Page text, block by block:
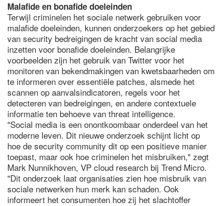
Malafide en bonafide doeleinden
Terwijl criminelen het sociale netwerk gebruiken voor
malafide doeleinden, kunnen onderzoekers op het gebied
van security bedreigingen de kracht van social media
inzetten voor bonafide doeleinden. Belangrijke
voorbeelden zijn het gebruik van Twitter voor het
monitoren van bekendmakingen van kwetsbaarheden om
te informeren over essentiële patches, alsmede het
scannen op aanvalsindicatoren, regels voor het
detecteren van bedreigingen, en andere contextuele
informatie ten behoeve van threat intelligence.
"Social media is een onontkoombaar onderdeel van het
moderne leven. Dit nieuwe onderzoek schijnt licht op
hoe de security community dit op een positieve manier
toepast, maar ook hoe criminelen het misbruiken," zegt
Mark Nunnikhoven, VP cloud research bij Trend Micro.
"Dit onderzoek laat organisaties zien hoe misbruik van
sociale netwerken hun merk kan schaden. Ook
informeert het consumenten hoe zij het slachtoffer